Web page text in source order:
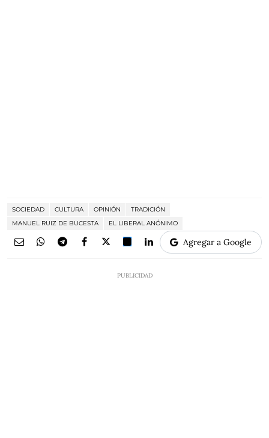
SOCIEDAD CULTURA OPINIÓN
TRADICIÓN
MANUEL RUIZ DE BUCESTA
EL LIBERAL ANÓNIMO
Agregar a Google